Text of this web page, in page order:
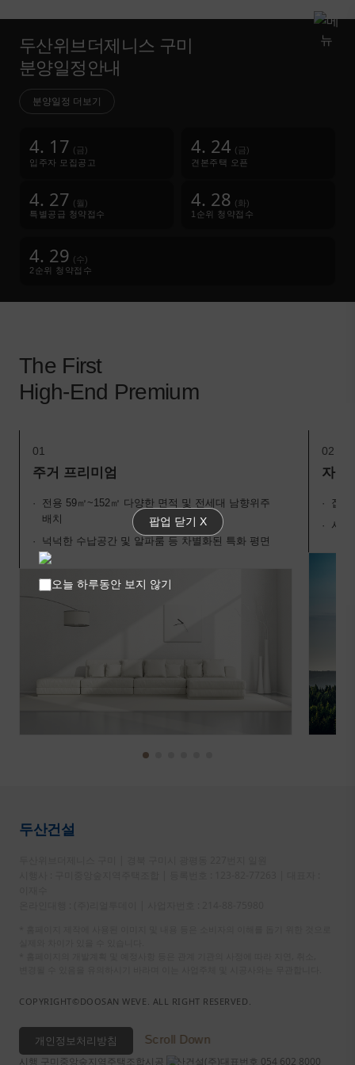
팝업 닫기 X
오늘 하루동안 보지 않기
화려한 시작
완벽한 마무리
당신의 선택은 더욱 빛이 납니다
이미 선택으로 증명된 자리,
행운으로 다시 주어진 기회이기에
이번 만남은 더욱 특별합니다.
쉽게 가질 수 없기에 더 빛나는 선택,
이제 구미의 마지막 기준을 만날 시간입니다.
두산위브더제니스 구미
분양일정안내
분양일정 더보기
4. 17 (금)
입주자 모집공고
4. 24 (금)
견본주택 오픈
4. 27 (월)
특별공급 청약접수
4. 28 (화)
1순위 청약접수
4. 29 (수)
2순위 청약접수
The First
High-End Premium
01
주거 프리미엄
전용 59㎡~152㎡ 다양한 면적 및 전세대 남향위주
배치
넉넉한 수납공간 및 알파룸 등 차별화된 특화 평면
02
자연
집
시민
두산건설
COPYRIGHT©DOOSAN WEVE. ALL RIGHT RESERVED.
개인정보처리방침
시행 구미중앙숲지역주택조합시공 두산건설(주)대표번호 054 602 8000
Scroll Down